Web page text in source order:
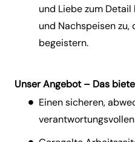
und Liebe zum
und Nachspeisen zu,
begeistern.
Unser Angebot – Das
Einen sicheren,